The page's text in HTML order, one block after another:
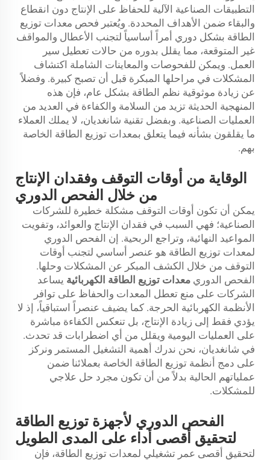
التطبيقات الصناعية الآلية للحفاظ على الإنتاج دون انقطاع
والبقاء ضمن الأهداف المحددة. ويُعتبر فحص معدات توزيع
الطاقة بشكل دوري أمراً أساسياً لتجنب الأعطال والمواقف
غير المتوقعة، مما يقلل بدوره من حالات تعطيل سير
العمل. ويمكن للفحوصات والمعاينات الشاملة اكتشاف
المشكلات في مراحلها المبكرة قبل أن تصبح كبيرة. وفضلاً
عن زيادة موثوقية نظم الطاقة بشكل عام، فإن هذه
المنهجية الحديثة تزيد من السلامة والكفاءة في العديد من
العمليات الصناعية. وبفضل تقنية شانغديان، لا يملك العملاء
ما يقلقون بشأنه فيما يتعلق بمعدات توزيع الطاقة الخاصة
بهم.
الوقاية من أوقات التوقف وفقدان الإنتاج
من خلال الفحص الدوري
يمكن أن تكون أوقات التوقف مشكلة خطيرة للشركات
الصناعية؛ فهي السبب في فقدان الإنتاج والعوائد، وتفويت
المواعيد النهائية، وتراجع الربحية. إن الفحص الدوري
لمعدات توزيع الطاقة هو عنصر أساسي لتجنب أوقات
التوقف من خلال الكشف المبكر عن المشكلات وحلها.
الفحص الدوري معدات توزيع الطاقة الكهربائية يساعد
الشركات على منع تعطل المعدات والحفاظ على توافر
الأنظمة الكهربائية الحرجة. كما يضيف عنصراً استباقياً، إذ لا
يؤدي فقط إلى زيادة الإنتاج، بل تنعكس الكفاءة مباشرة
على العمليات اليومية ويقلل من أي اضطرابات قد تحدث.
في شانغديان، نحن ندرك أهمية التشغيل المستمر ونركز
على دمج أنظمة توزيع الطاقة الخاصة بعملائنا ضمن
عملياتهم الحالية بدلاً من أن تكون مجرد حل علاجي
للمشكلات.
الفحص الدوري لأجهزة توزيع الطاقة
لتحقيق أقصى أداء على المدى الطويل
لتحقيق أقصى عمر تشغيلي لمعدات توزيع الطاقة، فإن